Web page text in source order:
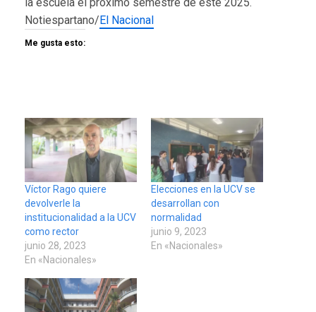
Notiespartano/El Nacional
Me gusta esto:
Víctor Rago quiere
devolverle la
institucionalidad a la UCV
como rector
junio 28, 2023
En «Nacionales»
Elecciones en la UCV se
desarrollan con
normalidad
junio 9, 2023
En «Nacionales»